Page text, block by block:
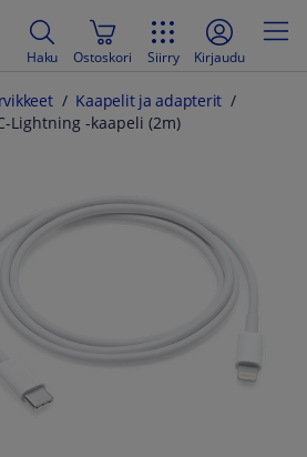
Haku Ostoskori Siirry Kirjaudu
Kaapelit ja adapterit
Lightning -kaapeli (2m)